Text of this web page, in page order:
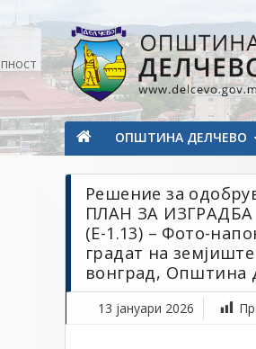
Општина Делчево
Општина Делчево
ОПШТИНА ДЕЛЧЕВО
Решение за
ПЛАН ЗА
(Е-1.13) – Фото-
градат на
вонград, Општина
13 јануари 2026